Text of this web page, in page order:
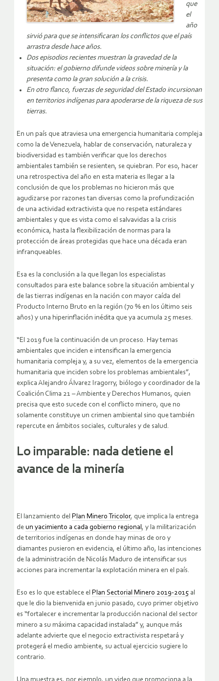
que
el
año
sirvió para que se intensificaran los conflictos que el país
arrastra desde hace años.
Dos episodios recientes muestran la gravedad de la
situación: el gobierno difunde videos sobre minería y la
presenta como la gran solución a la crisis.
En otro flanco, fuerzas de seguridad del Estado incursionan
en territorios indígenas para apoderarse de la riqueza de sus
tierras.
En un país que atraviesa una emergencia humanitaria compleja
como la de Venezuela, hablar de conservación, naturaleza y
biodiversidad es también verificar que los derechos
ambientales también se resienten, se quiebran. Por eso, hacer
una retrospectiva del año en esta materia es llegar a la
conclusión de que los problemas no hicieron más que
agudizarse por razones tan diversas como la profundización
de una actividad extractivista que no respeta estándares
ambientales y que es vista como el salvavidas a la crisis
económica, hasta la flexibilización de normas para la
protección de áreas protegidas que hace una década eran
infranqueables.
Esa es la conclusión a la que llegan los especialistas
consultados para este balance sobre la situación ambiental y
de las tierras indígenas en la nación con mayor caída del
Producto Interno Bruto en la región (70 % en los último seis
años) y una hiperinflación inédita que ya acumula 25 meses.
“El 2019 fue la continuación de un proceso. Hay temas
ambientales que inciden e intensifican la emergencia
humanitaria compleja y, a su vez, elementos de la emergencia
humanitaria que inciden sobre los problemas ambientales”,
explica Alejandro Álvarez Iragorry, biólogo y coordinador de la
Coalición Clima 21 – Ambiente y Derechos Humanos, quien
precisa que esto sucede con el conflicto minero, que no
solamente constituye un crimen ambiental sino que también
repercute en ámbitos sociales, culturales y de salud.
Lo imparable: nada detiene el
avance de la minería
El lanzamiento del Plan Minero Tricolor, que implica la entrega
de un yacimiento a cada gobierno regional , y la militarización
de territorios indígenas en donde hay minas de oro y
diamantes pusieron en evidencia, el último año, las intenciones
de la administración de Nicolás Maduro de intensificar sus
acciones para incrementar la explotación minera en el país.
Eso es lo que establece el Plan Sectorial Minero 2019-2015 al
que le dio la bienvenida en junio pasado, cuyo primer objetivo
es “fortalecer e incrementar la producción nacional del sector
minero a su máxima capacidad instalada” y, aunque más
adelante advierte que el negocio extractivista respetará y
protegerá el medio ambiente, su actual ejercicio sugiere lo
contrario.
Una muestra es, por ejemplo, un video que promociona a la